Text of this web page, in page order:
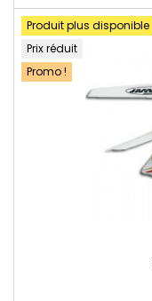
Produit plus disponible
Prix réduit
Promo !